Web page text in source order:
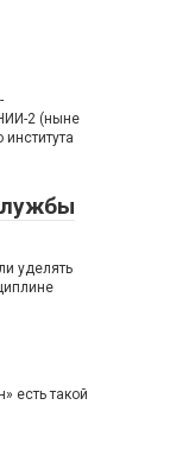
2 (ныне
уделять
есть такой